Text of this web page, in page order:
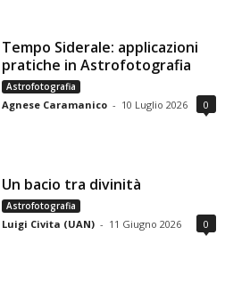
Tempo Siderale: applicazioni
pratiche in Astrofotografia
Astrofotografia
Agnese Caramanico - 10 Luglio 2026 0
Un bacio tra divinità
Astrofotografia
Luigi Civita (UAN) - 11 Giugno 2026 0